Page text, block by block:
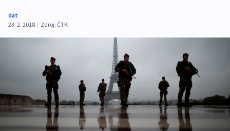
dat
23. 2. 2018 | Zdroj: ČTK